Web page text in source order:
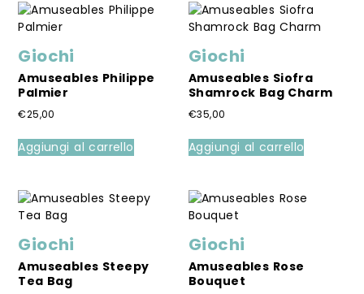
Giochi
Amuseables Philippe
Palmier
€25,00
Aggiungi al carrello
Giochi
Amuseables Siofra
Shamrock Bag Charm
€35,00
Aggiungi al carrello
Giochi
Amuseables Steepy
Tea Bag
Giochi
Amuseables Rose
Bouquet